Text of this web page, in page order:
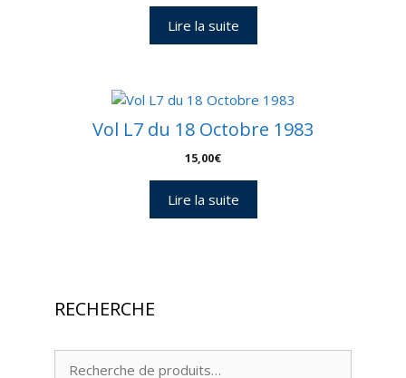
Lire la suite
Vol L7 du 18 Octobre 1983
15,00€
Lire la suite
RECHERCHE
Recherche